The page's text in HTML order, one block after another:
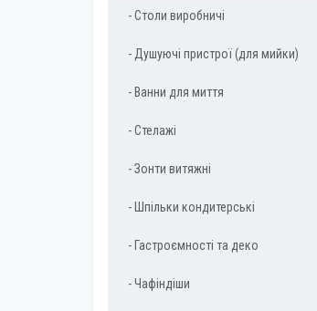
- Столи виробничі
- Душуючі пристрої (для мийки)
- Ванни для миття
- Стелажі
- Зонти витяжні
- Шпільки кондитерські
- Гастроємності та деко
- Чафіндіши